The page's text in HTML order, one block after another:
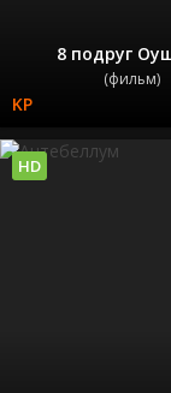
8 подруг
(фильм)
HD